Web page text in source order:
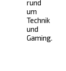
rund
um
Technik
und
Gaming.